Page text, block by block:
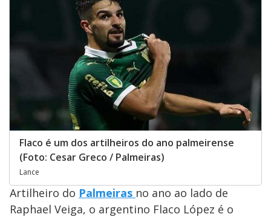
Flaco é um dos artilheiros do ano palmeirense
(Foto: Cesar Greco / Palmeiras)
Lance
Artilheiro do Palmeiras no ano ao lado de
Raphael Veiga, o argentino Flaco López é o